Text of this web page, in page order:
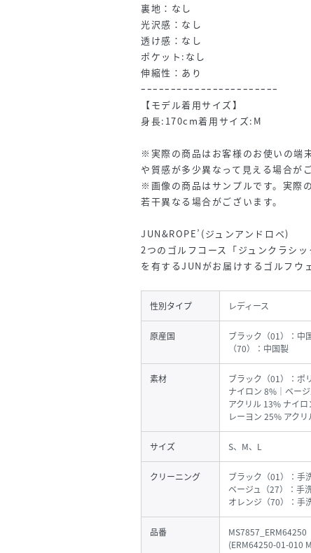
裏地：なし
光沢感：なし
透け感：なし
ポケット:なし
伸縮性：あり
ｰｰｰｰｰｰｰｰｰｰｰｰｰｰｰｰｰｰｰｰｰｰｰ
【モデル着用サイズ】
身長:170cm着用サイズ:M
※実際の商品はお客様のお使いの端
や質感が多少異なって見える場合が
※画像の商品はサンプルです。実際
若干異なる場合がございます。
JUN&ROPE’(ジュンアンドロペ)
2つのゴルフコース「ジュンクラシ
を有するJUNがお届けするゴルフウ
性別タイプ レディース
原産国
ブラック（01）：中
（70）：中国製
素材
ブラック（01）：ポ
ナイロン 8%｜ベー
アクリル 13% ナイ
レーヨン 25% アク
サイズ S、M、L
クリーニング
ブラック（01）：手
ベージュ（27）：手
オレンジ（70）：手
品番
MS7857_ERM64250
(ERM64250-01-010